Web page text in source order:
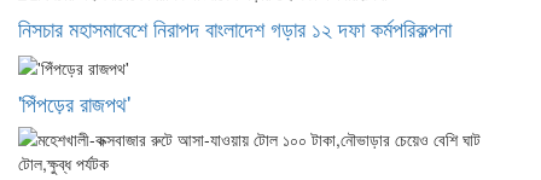
নিসচার মহাসমাবেশে নিরাপদ বাংলাদেশ গড়ার ১২ দফা কর্মপরিকল্পনা
'পিঁপড়ের রাজপথ'